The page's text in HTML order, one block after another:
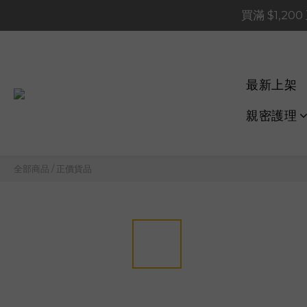
買滿
買滿
📢 系統維護通知 –
買滿
最新上架
親密護理
全部商品 / 正價貨品